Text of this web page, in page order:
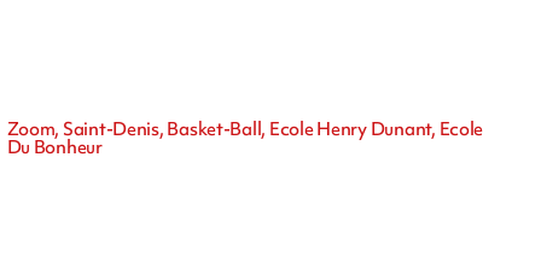
Zoom, Saint-Denis, Basket-Ball, Ecole Henry Dunant, Ecole
Du Bonheur